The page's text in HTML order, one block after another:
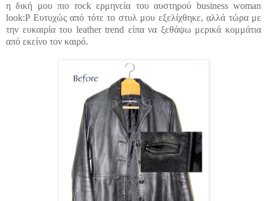
η δική μου πιο rock ερμηνεία του αυστηρού business woman
look:P Ευτυχώς από τότε το στυλ μου εξελίχθηκε, αλλά τώρα με
την ευκαιρία του leather trend είπα να ξεθάψω μερικά κομμάτια
από εκείνο τον καιρό.